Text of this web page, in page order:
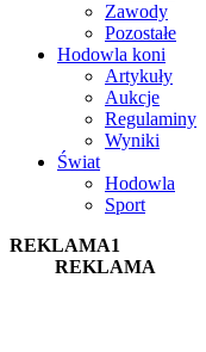
Zawody
Pozostałe
Hodowla koni
Artykuły
Aukcje
Regulaminy
Wyniki
Świat
Hodowla
Sport
REKLAMA1
REKLAMA